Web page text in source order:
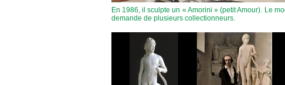
En 1986, il sculpte un « Amorini » (petit Amour). Le
demande de plusieurs collectionneurs.